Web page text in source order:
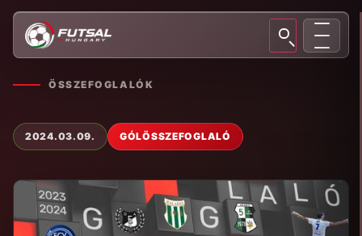
ÖSSZEFOGLALÓK
2024.03.09. GÓLÖSSZEFOGLALÓ